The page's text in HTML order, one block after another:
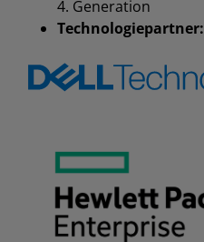
4. Generation
Technologiepartner: